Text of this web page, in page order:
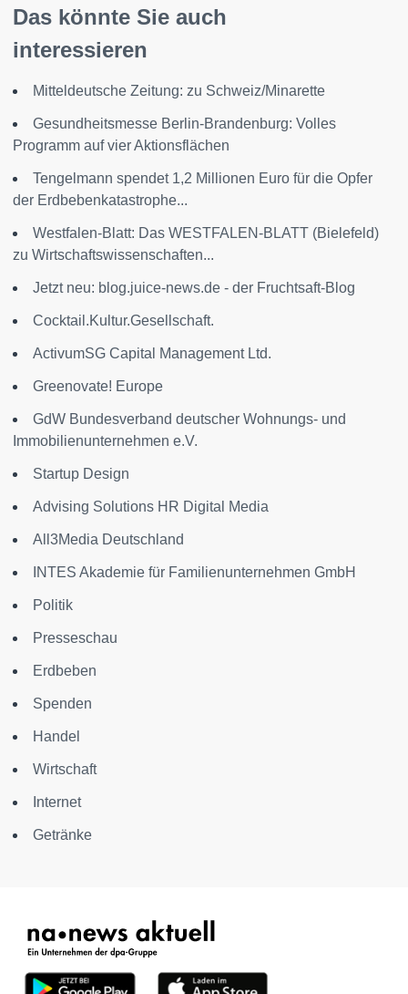
Das könnte Sie auch
interessieren
Mitteldeutsche Zeitung: zu Schweiz/Minarette
Gesundheitsmesse Berlin-Brandenburg: Volles
Programm auf vier Aktionsflächen
Tengelmann spendet 1,2 Millionen Euro für die Opfer
der Erdbebenkatastrophe...
Westfalen-Blatt: Das WESTFALEN-BLATT (Bielefeld)
zu Wirtschaftswissenschaften...
Jetzt neu: blog.juice-news.de - der Fruchtsaft-Blog
Cocktail.Kultur.Gesellschaft.
ActivumSG Capital Management Ltd.
Greenovate! Europe
GdW Bundesverband deutscher Wohnungs- und
Immobilienunternehmen e.V.
Startup Design
Advising Solutions HR Digital Media
All3Media Deutschland
INTES Akademie für Familienunternehmen GmbH
Politik
Presseschau
Erdbeben
Spenden
Handel
Wirtschaft
Internet
Getränke